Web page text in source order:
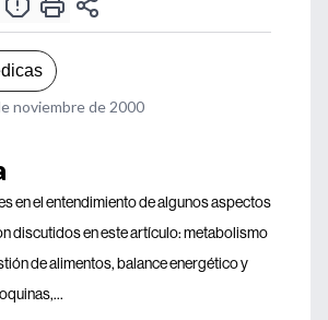
noviembre de 2000
en el entendimiento de algunos aspectos
discutidos en este artículo: metabolismo
de alimentos, balance energético y